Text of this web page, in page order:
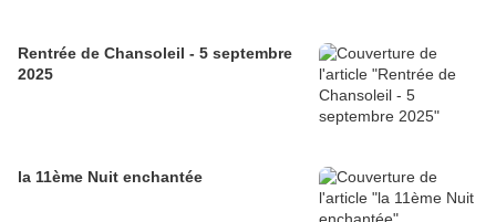
Rentrée de Chansoleil - 5 septembre
2025
la 11ème Nuit enchantée